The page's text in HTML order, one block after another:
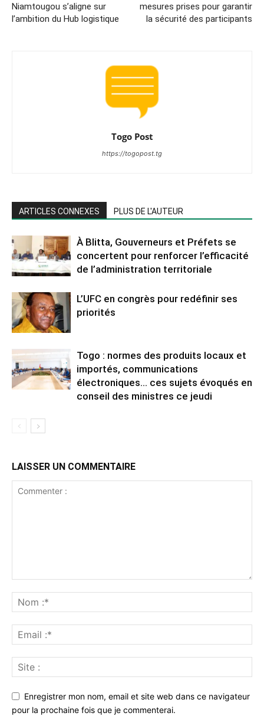
Niamtougou s’aligne sur
l’ambition du Hub logistique
mesures prises pour garantir
la sécurité des participants
Togo Post
https://togopost.tg
ARTICLES CONNEXES PLUS DE L'AUTEUR
À Blitta, Gouverneurs et Préfets se
concertent pour renforcer l’efficacité
de l’administration territoriale
L’UFC en congrès pour redéfinir ses
priorités
Togo : normes des produits locaux et
importés, communications
électroniques… ces sujets évoqués en
conseil des ministres ce jeudi
LAISSER UN COMMENTAIRE
Enregistrer mon nom, email et site web dans ce navigateur
pour la prochaine fois que je commenterai.